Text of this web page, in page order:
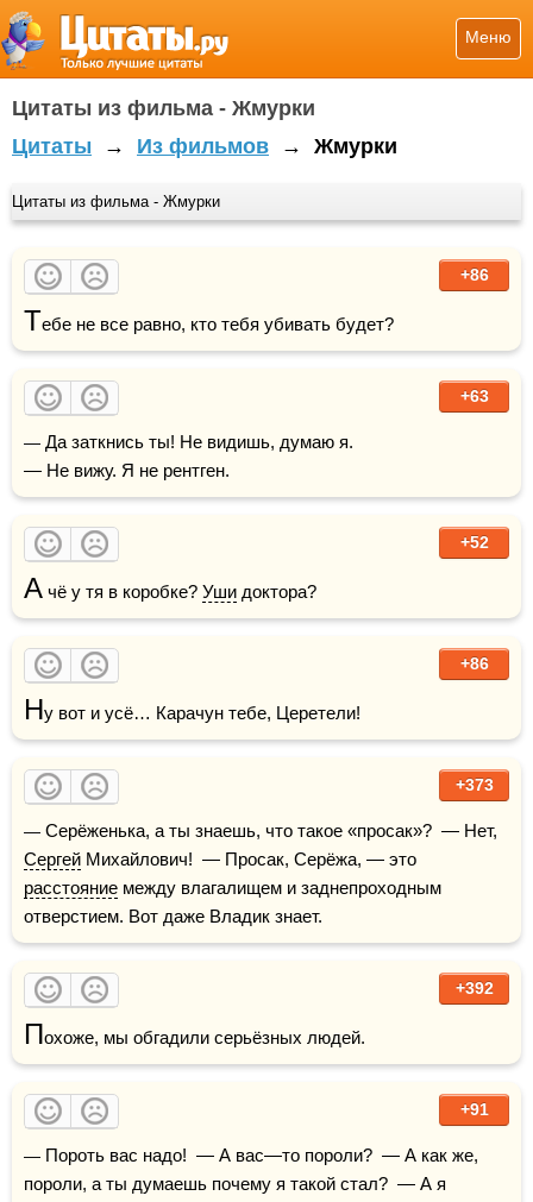
Меню
Цитаты из фильма - Жмурки
Цитаты → Из фильмов → Жмурки
Цитаты из фильма - Жмурки
+86
Тебе не все равно, кто тебя убивать будет?
+63
— Да заткнись ты! Не видишь, думаю я.
— Не вижу. Я не рентген.
+52
А чё у тя в коробке? Уши доктора?
+86
Ну вот и усё… Карачун тебе, Церетели!
+373
Сергей
расстояние между влагалищем и заднепроходным
отверстием. Вот даже Владик знает.
+392
Похоже, мы обгадили серьёзных людей.
+91
— Пороть вас надо!  — А вас—то пороли?  — А как же,
пороли, а ты думаешь почему я такой стал?  — А я